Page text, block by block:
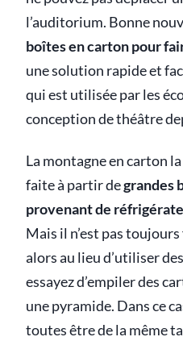
l’auditorium. Bonne
boîtes en carton pour
une solution rapide et
qui est utilisée par les
conception de théâtre
La montagne en carton
faite à partir degrandes
provenant de
Mais il n’est pas toujours
alors au lieu d’utiliser
essayez d’empiler des
une pyramide. Dans ce
toutes être de la même